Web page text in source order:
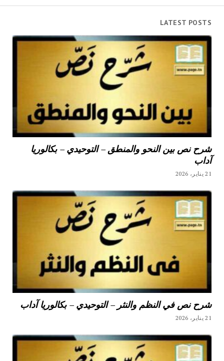
LATEST POSTS
شرح نص بين النحو والمنطق – التوحيدي – بكالوريا
آداب
21 يناير، 2026
شرح نص في النظم والنثر – التوحيدي – بكالوريا آداب
21 يناير، 2026